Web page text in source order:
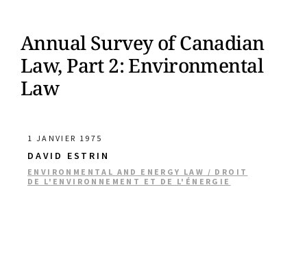
Annual Survey of Canadian
Law, Part 2: Environmental
Law
1 JANVIER 1975
DAVID ESTRIN
ENVIRONMENTAL AND ENERGY LAW / DROIT
DE L'ENVIRONNEMENT ET DE L'ÉNERGIE